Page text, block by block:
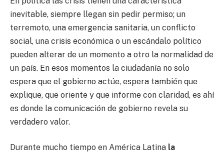
inevitable, siempre llegan sin pedir permiso; un
terremoto, una emergencia sanitaria, un conflicto
social, una crisis económica o un escándalo político
pueden alterar de un momento a otro la normalidad de
un país. En esos momentos la ciudadanía no solo
espera que el gobierno actúe, espera también que
explique, que oriente y que informe con claridad, es ahí
es donde la comunicación de gobierno revela su
verdadero valor.
Durante mucho tiempo en América Latina la